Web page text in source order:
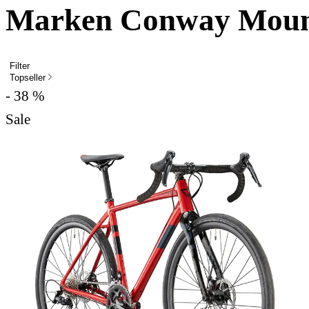
Marken Conway
Filter
Topseller
- 38 %
Sale